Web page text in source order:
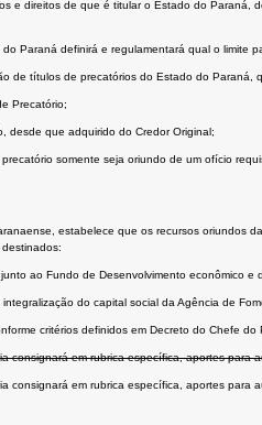
e direitos de que é titular o Estado do Paraná,
Paraná definirá e regulamentará qual o limite
de títulos de precatórios do Estado do Paraná,
Precatório;
desde que adquirido do Credor Original;
somente seja oriundo de um ofício
estabelece que os recursos oriundos
ao Fundo de Desenvolvimento econômico
do capital social da Agência de
critérios definidos em Decreto do Chefe
consignará em rubrica específica, aportes
consignará em rubrica específica, aportes